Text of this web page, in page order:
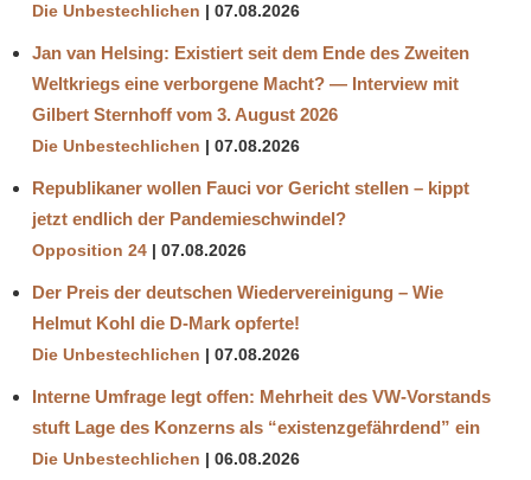
Die Unbestechlichen 07.08.2026
Jan van Helsing: Existiert seit dem Ende des Zweiten
Weltkriegs eine verborgene Macht? — Interview mit
Gilbert Sternhoff vom 3. August 2026
Die Unbestechlichen 07.08.2026
Republikaner wollen Fauci vor Gericht stellen – kippt
jetzt endlich der Pandemieschwindel?
Opposition 24 07.08.2026
Der Preis der deutschen Wiedervereinigung – Wie
Helmut Kohl die D‑Mark opferte!
Die Unbestechlichen 07.08.2026
Interne Umfrage legt offen: Mehrheit des VW-Vorstands
stuft Lage des Konzerns als “existenzgefährdend” ein
Die Unbestechlichen 06.08.2026